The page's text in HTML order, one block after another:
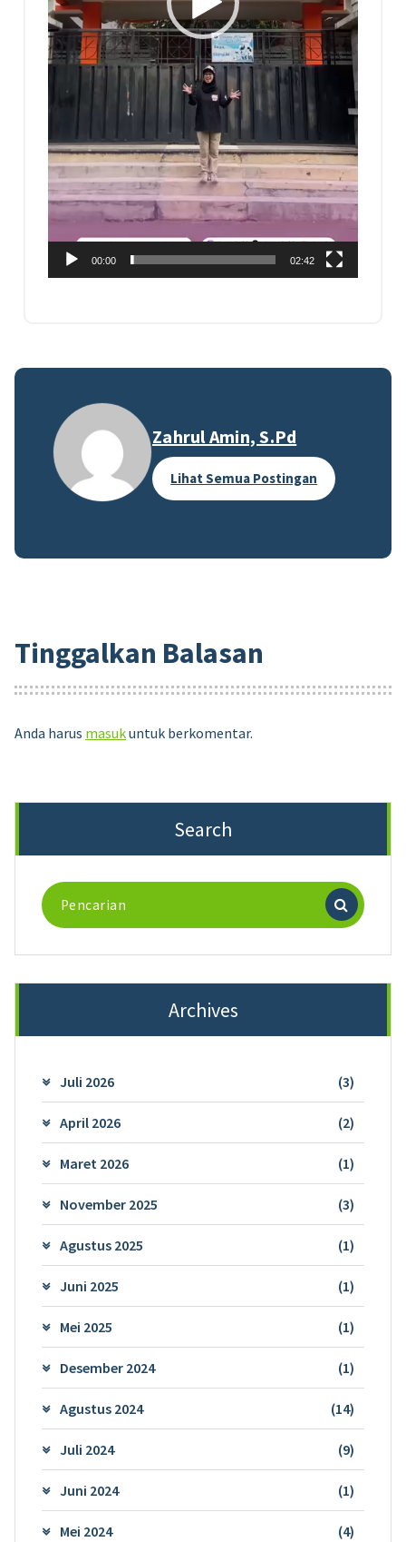
00:00 02:42
Zahrul Amin, S.Pd
Lihat Semua Postingan
Tinggalkan Balasan
Anda harus masukuntuk berkomentar.
Search
Pencarian
untuk:
Archives
Juli 2026 (3)
April 2026 (2)
Maret 2026 (1)
November 2025 (3)
Agustus 2025 (1)
Juni 2025 (1)
Mei 2025 (1)
Desember 2024 (1)
Agustus 2024 (14)
Juli 2024 (9)
Juni 2024 (1)
Mei 2024 (4)